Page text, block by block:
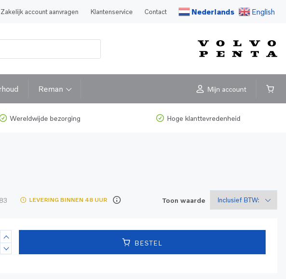
Zakelijk account aanvragen Klantenservice Contact Nederlands English
Reman Mijn account
Wereldwijde bezorging Hoge klanttevredenheid
LEVERING BINNEN 48 UUR Toon waarde
BESTEL